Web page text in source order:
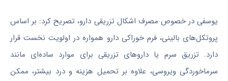
یوسفی در خصوص مصرف اشکال تزریقی دارو، تصریح کرد: بر اساس
پروتکل‌های بالینی، فرم خوراکی دارو همواره در اولویت نخست قرار
دارد. تزریق سرم یا داروهای تزریقی برای موارد ساده‌ای مانند
سرماخوردگی ویروسی، علاوه بر تحمیل هزینه و درد بیشتر، ممکن